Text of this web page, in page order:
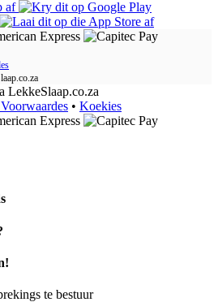
LekkeSlaap.co.za
• Koekies
te bestuur